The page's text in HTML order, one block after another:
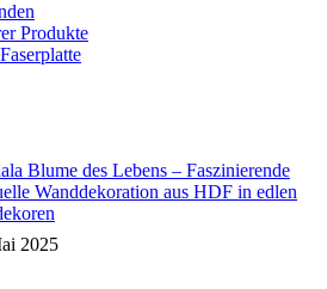
Produkte
Blume des Lebens – Faszinierende
Wanddekoration aus HDF in edlen
2025